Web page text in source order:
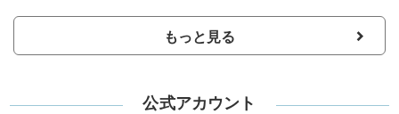
もっと見る
公式アカウント